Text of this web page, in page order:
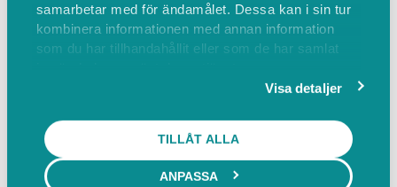
samarbetar med för ändamålet. Dessa kan i sin tur
kombinera informationen med annan information
som du har tillhandahållit eller som de har samlat
Visa detaljer
TILLÅT ALLA
ANPASSA
kommer vara 4-5 spelare per bana, alt 8-10 om vi
spelar över två banor. Allt beror på hur
aktiviteter kommande vecka.
Du kan boka/avboka dig senast kl. 20:00 dagen